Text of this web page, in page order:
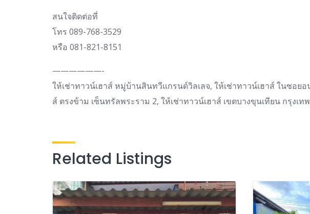
สนใจติดต่อที่
โทร 089-768-3529
หรือ 081-821-8151
——————-
ให้เช่าทาวน์เฮาส์ หมู่บ้านสินทวีแกรนด์วิลเลจ, ให้เช่าทาวน์เฮาส์ ในซอยอ
ส์ ตรงข้าม เซ็นทรัลพระราม 2, ให้เช่าทาวน์เฮาส์ เขตบางขุนเทียน กรุงเทพ
Related Listings